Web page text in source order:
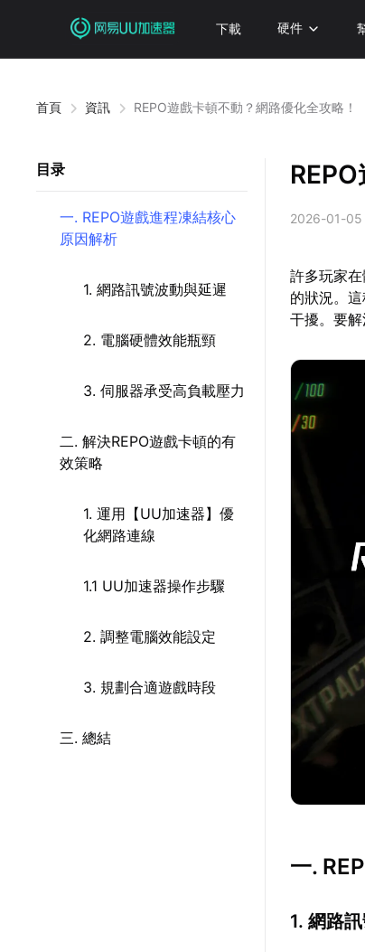
下載 硬件
首頁 資訊 REPO遊戲卡頓不動？網路優化全攻略！
目录
一. REPO遊戲進程凍結核心
原因解析
1. 網路訊號波動與延遲
2. 電腦硬體效能瓶頸
3. 伺服器承受高負載壓力
二. 解決REPO遊戲卡頓的有
效策略
1. 運用【UU加速器】優
化網路連線
1.1 UU加速器操作步驟
2. 調整電腦效能設定
3. 規劃合適遊戲時段
三. 總結
2026-01-05
許多玩家
的狀況。
干擾。要
一.
1. 網路